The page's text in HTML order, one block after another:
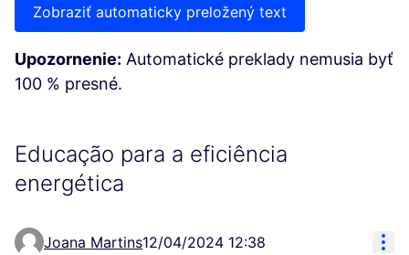
Zobraziť automaticky preložený text
Upozornenie: Automatické preklady nemusia byť
100 % presné.
Educação para a eficiência
energética
Joana Martins12/04/2024 12:38